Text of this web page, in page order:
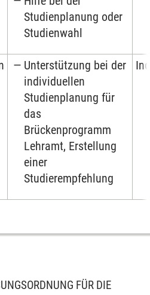
Studienplanung oder
Studienwahl
Unterstützung bei der
individuellen
Studienplanung für
das
Brückenprogramm
Lehramt, Erstellung
einer
Studierempfehlung
FÜR DIE